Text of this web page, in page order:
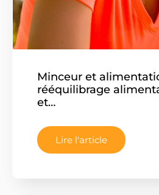
Minceur et
rééquilibrage
et…
Lire l'article